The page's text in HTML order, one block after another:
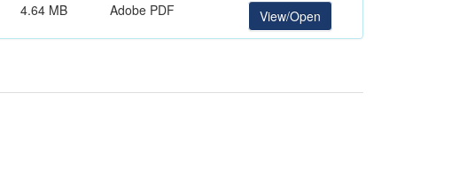
4.64 MB Adobe PDF View/Open